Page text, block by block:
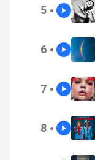
5 ●
6 ●
7 ●
8 ●